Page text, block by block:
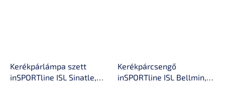
Kerékpárlámpa szett
inSPORTline ISL Sinatle,
Kerékpárcsengő
inSPORTline ISL Bellmin,